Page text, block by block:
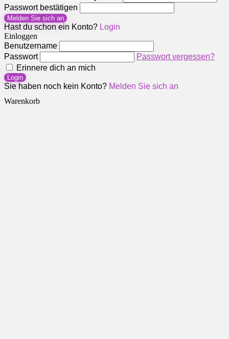
Passwort bestätigen
Melden Sie sich an
Hast du schon ein Konto? Login
Einloggen
Benutzername
Passwort
Passwort vergessen?
Erinnere dich an mich
Login
Sie haben noch kein Konto? Melden Sie sich an
Warenkorb